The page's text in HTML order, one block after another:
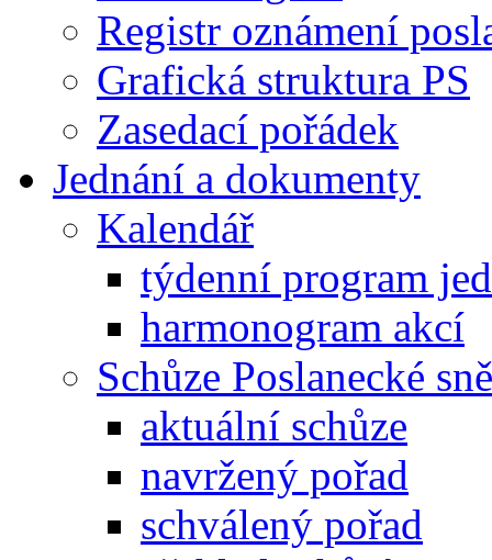
Registr oznámení
Grafická struktura PS
Zasedací pořádek
Jednání a dokumenty
Kalendář
týdenní program
harmonogram akcí
Schůze Poslanecké
aktuální schůze
navržený pořad
schválený pořad